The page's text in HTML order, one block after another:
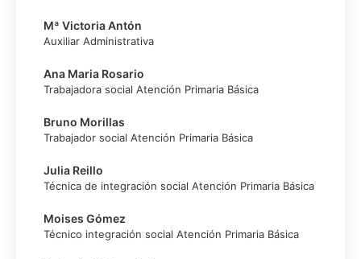
Mª Victoria Antón
Auxiliar Administrativa
Ana Maria Rosario
Trabajadora social Atención Primaria Básica
Bruno Morillas
Trabajador social Atención Primaria Básica
Julia Reillo
Técnica de integración social Atención Primaria Básica
Moises Gómez
Técnico integración social Atención Primaria Básica